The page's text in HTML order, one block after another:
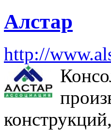
Алстар
http://